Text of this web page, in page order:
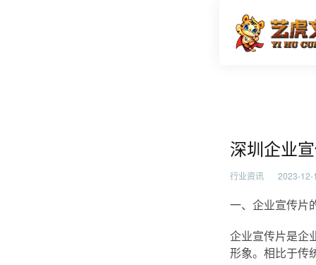
深圳企
深圳企业
行业资讯 2023-12-
一、企业宣传片
企业宣传片是企
形象。相比于传